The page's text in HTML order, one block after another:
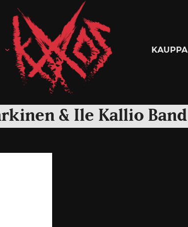
Kaaoszine KAUPPA
& Ile Kallio Band